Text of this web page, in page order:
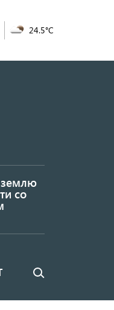
24.5°C
землю
со
Поиск